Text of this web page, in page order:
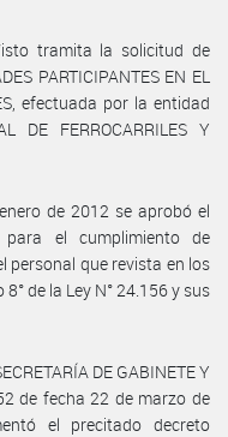
tramita la solicitud de
PARTICIPANTES EN EL
efectuada por la entidad
DE FERROCARRILES Y
de 2012 se aprobó el
para el cumplimiento de
personal que revista en los
de la Ley N° 24.156 y sus
DE GABINETE Y
de fecha 22 de marzo de
el precitado decreto